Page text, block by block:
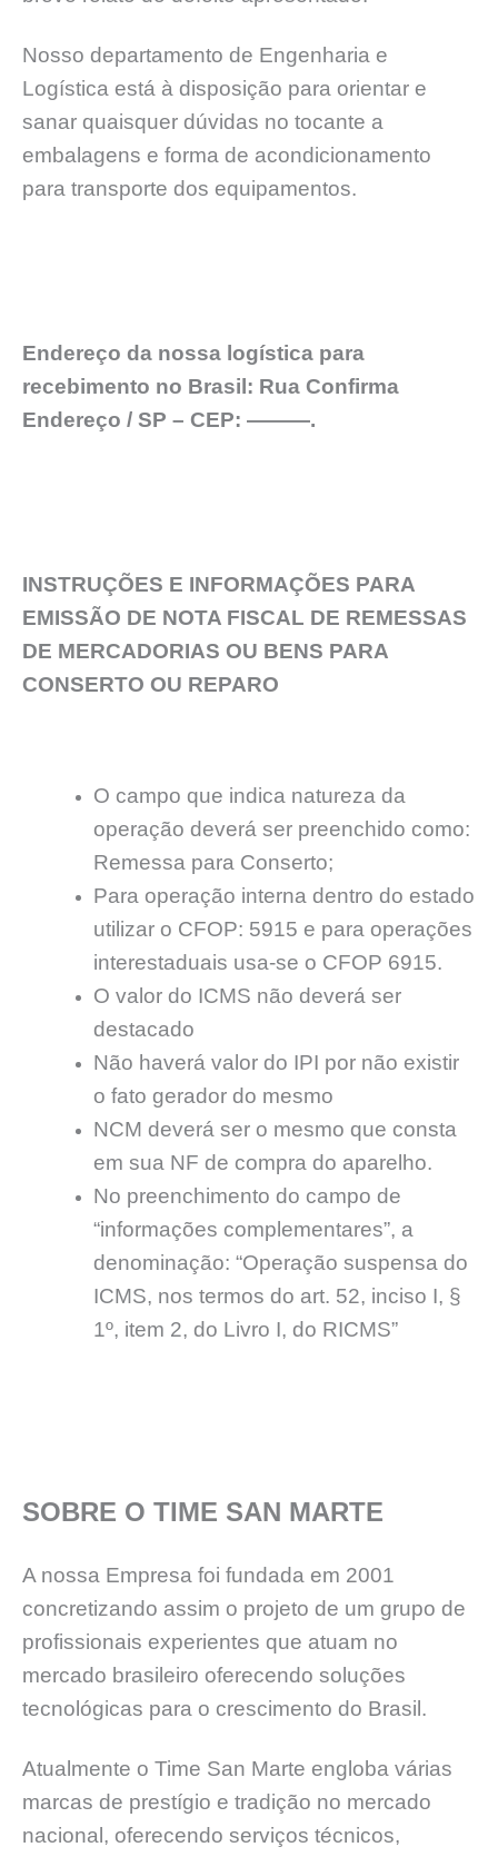
Nosso departamento de Engenharia e
Logística está à disposição para orientar e
sanar quaisquer dúvidas no tocante a
embalagens e forma de acondicionamento
para transporte dos equipamentos.
Endereço da nossa logística para
recebimento no Brasil: Rua Confirma
Endereço / SP – CEP: ———.
INSTRUÇÕES E INFORMAÇÕES PARA
EMISSÃO DE NOTA FISCAL DE REMESSAS
DE MERCADORIAS OU BENS PARA
CONSERTO OU REPARO
O campo que indica natureza da
operação deverá ser preenchido como:
Remessa para Conserto;
Para operação interna dentro do estado
utilizar o CFOP: 5915 e para operações
interestaduais usa-se o CFOP 6915.
O valor do ICMS não deverá ser
destacado
Não haverá valor do IPI por não existir
o fato gerador do mesmo
NCM deverá ser o mesmo que consta
em sua NF de compra do aparelho.
No preenchimento do campo de
“informações complementares”, a
denominação: “Operação suspensa do
ICMS, nos termos do art. 52, inciso I, §
1º, item 2, do Livro I, do RICMS”
SOBRE O TIME SAN MARTE
A nossa Empresa foi fundada em 2001
concretizando assim o projeto de um grupo de
profissionais experientes que atuam no
mercado brasileiro oferecendo soluções
tecnológicas para o crescimento do Brasil.
Atualmente o Time San Marte engloba várias
marcas de prestígio e tradição no mercado
nacional, oferecendo serviços técnicos,